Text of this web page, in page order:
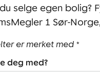
selge egen bolig?
1 Sør-
er merket med *
deg med?